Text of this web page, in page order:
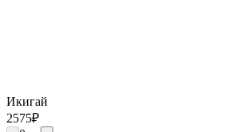
Икигай
2575₽